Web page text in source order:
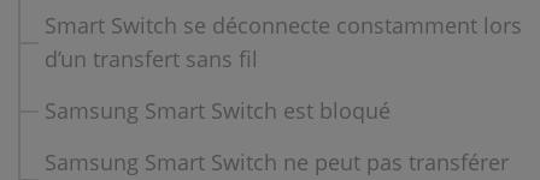
Smart Switch se déconnecte constamment lors
d’un transfert sans fil
Samsung Smart Switch est bloqué
Samsung Smart Switch ne peut pas transférer